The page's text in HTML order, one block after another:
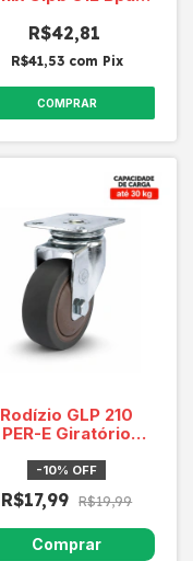
R$42,81
R$41,53 com Pix
COMPRAR
Rodízio GLP 210
PER-E Giratório
MARROM
-10% OFF
R$17,99 R$19,99